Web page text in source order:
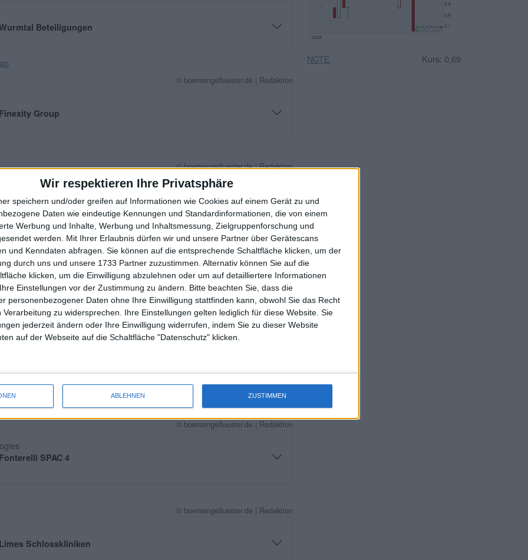
Wir respektieren Ihre Privatsphäre
speichern und/oder greifen auf Informationen wie Cookies auf einem Gerät zu und
Daten wie eindeutige Kennungen und Standardinformationen, die von einem
Werbung und Inhalte, Werbung und Inhaltsmessung, Zielgruppenforschung und
werden.
Mit Ihrer Erlaubnis dürfen wir und unsere Partner über Gerätescans
und Kenndaten abfragen. Sie können auf die entsprechende Schaltfläche klicken, um der
durch uns und unsere 1733 Partner zuzustimmen. Alternativ können Sie auf die
klicken, um die Einwilligung abzulehnen oder um auf detailliertere Informationen
Einstellungen vor der Zustimmung zu ändern.
Bitte beachten Sie, dass die
personenbezogener Daten ohne Ihre Einwilligung stattfinden kann, obwohl Sie das Recht
Verarbeitung zu widersprechen. Ihre Einstellungen gelten lediglich für diese Website. Sie
jederzeit ändern oder Ihre Einwilligung widerrufen, indem Sie zu dieser Website
auf der Webseite auf die Schaltfläche "Datenschutz" klicken.
ABLEHNEN ZUSTIMMEN
Beteiligungen
© boersengefluester.de | Redaktion
Group
© boersengefluester.de | Redaktion
© boersengefluester.de | Redaktion
Beteiligungen
© boersengefluester.de | Redaktion
Berthold VZ
© boersengefluester.de | Redaktion
SPAC 4
© boersengefluester.de | Redaktion
Schlosskliniken
NCTE Kurs: 0,69